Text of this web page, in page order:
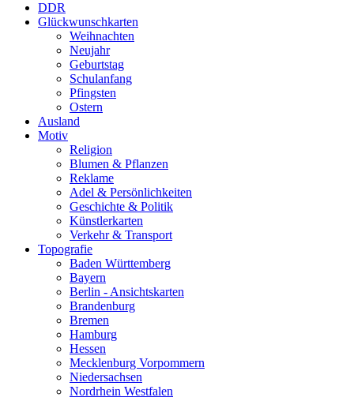
DDR
Glückwunschkarten
Weihnachten
Neujahr
Geburtstag
Schulanfang
Pfingsten
Ostern
Ausland
Motiv
Religion
Blumen & Pflanzen
Reklame
Adel & Persönlichkeiten
Geschichte & Politik
Künstlerkarten
Verkehr & Transport
Topografie
Baden Württemberg
Bayern
Berlin - Ansichtskarten
Brandenburg
Bremen
Hamburg
Hessen
Mecklenburg Vorpommern
Niedersachsen
Nordrhein Westfalen